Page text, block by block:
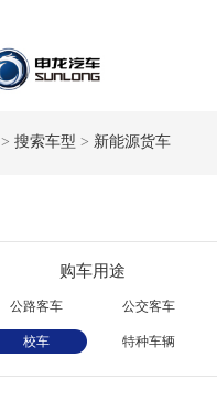
> 搜索车型 > 新能源货车
购车用途
公路客车 公交客车
校车 特种车辆